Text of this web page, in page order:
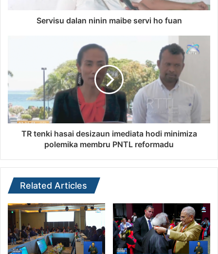
Servisu dalan ninin maibe servi ho fuan
TR tenki hasai desizaun imediata hodi minimiza
polemika membru PNTL reformadu
Related Articles